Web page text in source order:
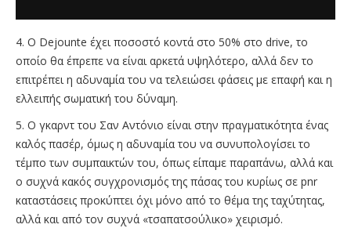
4. O Dejounte έχει ποσοστό κοντά στο 50% στο drive, το
οποίο θα έπρεπε να είναι αρκετά υψηλότερο, αλλά δεν το
επιτρέπει η αδυναμία του να τελειώσει φάσεις με επαφή και η
ελλειπής σωματική του δύναμη.
5. Ο γκαρντ του Σαν Aντόνιο είναι στην πραγματικότητα ένας
καλός πασέρ, όμως η αδυναμία του να συνυπολογίσει το
τέμπο των συμπαικτών του, όπως είπαμε παραπάνω, αλλά και
ο συχνά κακός συγχρονισμός της πάσας του κυρίως σε pnr
καταστάσεις προκύπτει όχι μόνο από το θέμα της ταχύτητας,
αλλά και από τον συχνά «τσαπατσούλικο» χειρισμό.